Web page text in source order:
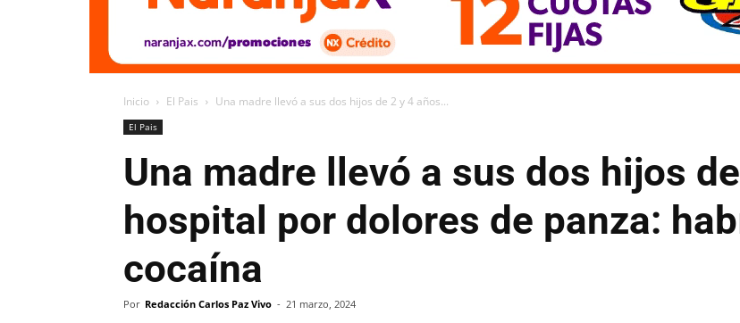
Inicio El Pais Una madre llevó a sus dos hijos de 2 y 4 años...
El Pais
Una madre llevó a sus dos hijos
hospital por dolores de panza:
cocaína
Por Redacción Carlos Paz Vivo - 21 marzo, 2024